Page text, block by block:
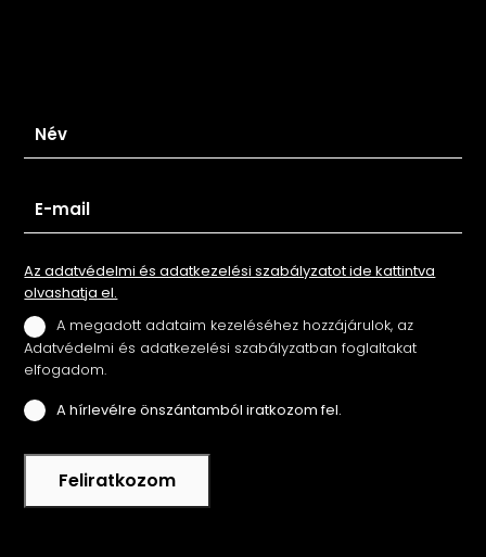
Az adatvédelmi és adatkezelési szabályzatot ide kattintva
olvashatja el.
A megadott adataim kezeléséhez hozzájárulok, az
Adatvédelmi és adatkezelési szabályzatban foglaltakat
elfogadom.
A hírlevélre önszántamból iratkozom fel.
Feliratkozom